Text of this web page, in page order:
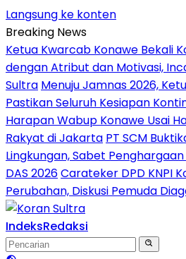
Langsung ke konten
Breaking News
Ketua Kwarcab Konawe Bekali
dengan Atribut dan Motivasi,
Sultra Menuju Jamnas 2026,
Pastikan Seluruh Kesiapan
Harapan Wabup Konawe Usai
Rakyat di Jakarta PT SCM
Lingkungan, Sabet
DAS 2026Carateker DPD KNPI
Perubahan, Diskusi Pemuda
IndeksRedaksi